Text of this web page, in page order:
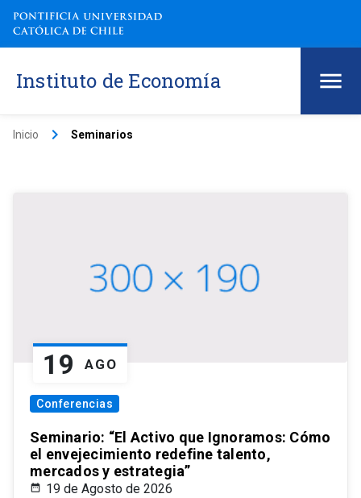
Instituto de Economía
Inicio keyboard_arrow_right Seminarios
19 AGO
Conferencias
Seminario: “El Activo que Ignoramos: Cómo
el envejecimiento redefine talento,
mercados y estrategia”
19 de Agosto de 2026